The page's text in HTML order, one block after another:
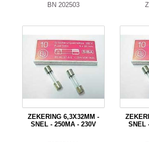
BN 202503
ZEKERING 6,3X32MM -
SNEL - 250MA - 230V
SNEL